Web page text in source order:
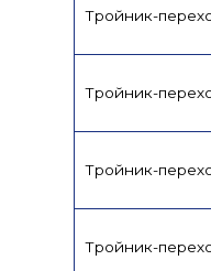
Тройник-
Тройник-
Тройник-
Тройник-